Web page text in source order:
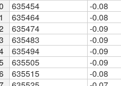
635454
-0.08
635464
-0.08
635474
-0.09
635483
-0.09
635494
-0.09
635505
-0.09
635515
-0.08